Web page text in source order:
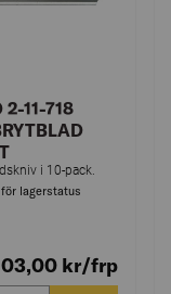
11-718
i 10-pack.
lagerstatus
kr/frp